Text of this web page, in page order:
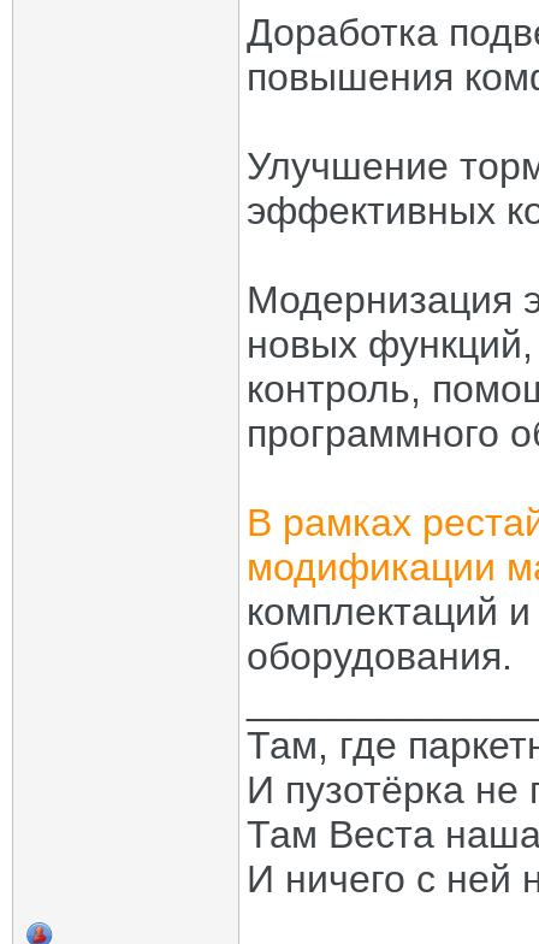
Доработка
повышения
Улучшение
эффективных
Модернизация
новых функций,
контроль,
программного
В рамках
модификации
комплектаций
оборудования.
Там, где
И пузотёрка не
Там Веста
И ничего с ней